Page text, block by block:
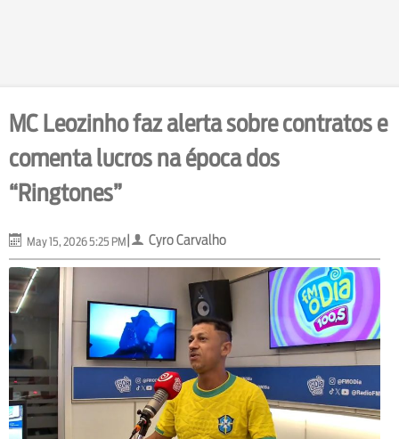
MC Leozinho faz alerta sobre contratos e
comenta lucros na época dos
“Ringtones”
May 15, 2026 5:25 PM| Cyro Carvalho